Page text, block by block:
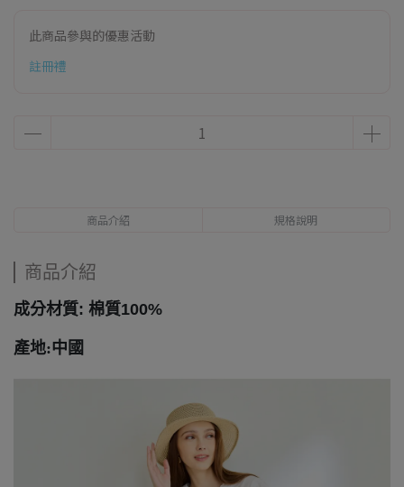
此商品參與的優惠活動
註冊禮
商品介紹 規格說明
商品介紹
成分材質: 棉質100%
產地:中國